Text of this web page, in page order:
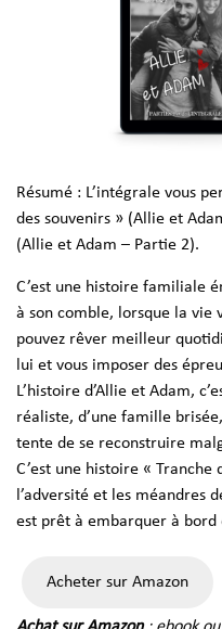
Résumé : L’intégrale vous
des souvenirs » (Allie et
(Allie et Adam – Partie 2).
C’est une histoire familiale
à son comble, lorsque la vie
pouvez rêver meilleur
lui et vous imposer des
L’histoire d’Allie et Adam,
réaliste, d’une famille
tente de se reconstruire
C’est une histoire «
l’adversité et les méandres
est prêt à embarquer à bord
Acheter sur Amazon